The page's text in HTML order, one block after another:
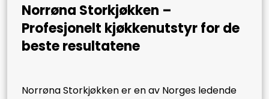
Norrøna Storkjøkken –
Profesjonelt kjøkkenutstyr for de
beste resultatene
Norrøna Storkjøkken er en av Norges ledende